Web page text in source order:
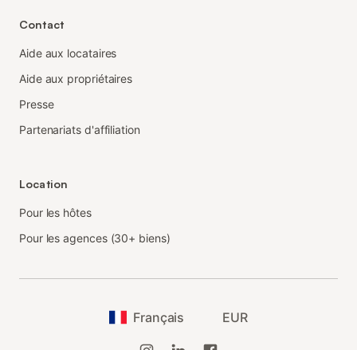
Contact
Aide aux locataires
Aide aux propriétaires
Presse
Partenariats d'affiliation
Location
Pour les hôtes
Pour les agences (30+ biens)
Français EUR